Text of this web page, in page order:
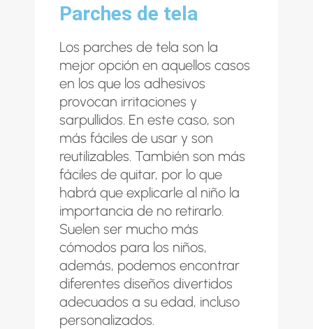
Parches de tela
Los parches de tela son la
mejor opción en aquellos casos
en los que los adhesivos
provocan irritaciones y
sarpullidos. En este caso, son
más fáciles de usar y son
reutilizables. También son más
fáciles de quitar, por lo que
habrá que explicarle al niño la
importancia de no retirarlo.
Suelen ser mucho más
cómodos para los niños,
además, podemos encontrar
diferentes diseños divertidos
adecuados a su edad, incluso
personalizados.